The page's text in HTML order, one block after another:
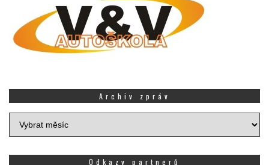
Archiv zpráv
Archiv
zpráv
Odkazy partnerů